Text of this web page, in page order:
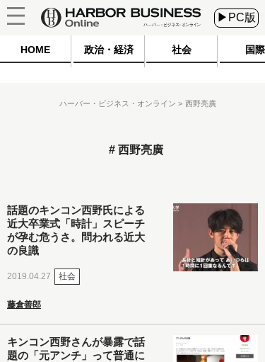
▶PC版
HOME 政治・経済 社会 国際
ハーバー・ビジネス・オンライン 西野亮廣
西野亮廣
話題のキンコン西野氏による
近大卒業式「時計」スピーチ
が孕む危うさ。問われる近大
の良識
2019.04.27 社会
藤倉善郎
キンコン西野さんが暴露で話
題の「元アンチ」って普通に